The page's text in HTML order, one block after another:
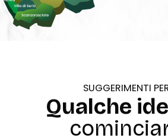
SUGGERIMENTI
Qualche